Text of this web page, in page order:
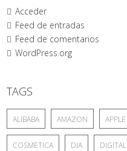
Acceder
Feed de entradas
Feed de comentarios
WordPress.org
TAGS
ALIBABA AMAZON APPLE
COSMETICA DIA DIGITAL